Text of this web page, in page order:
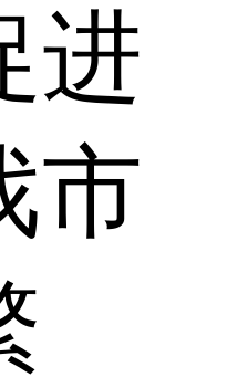
进
市